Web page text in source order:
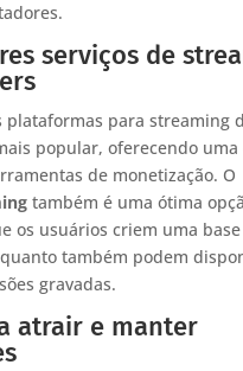
serviços de
plataformas para streaming
popular, oferecendo uma
de monetização. O
também é uma ótima
os usuários criem uma
também podem
gravadas.
atrair e manter